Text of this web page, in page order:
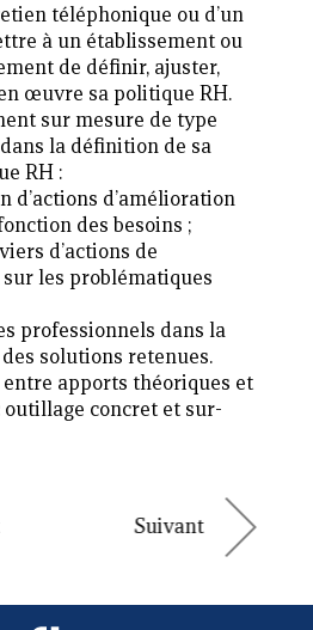
téléphonique ou d’un
à un établissement ou
de définir, ajuster,
œuvre sa politique RH.
sur mesure de type
la définition de sa
RH :
d’actions d’amélioration
des besoins ;
d’actions de
sur les problématiques
professionnels dans la
solutions retenues.
apports théoriques et
outillage concret et sur-